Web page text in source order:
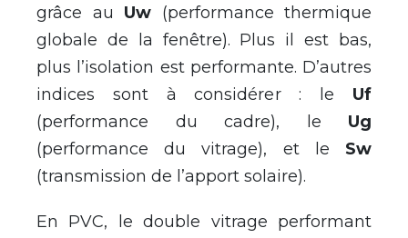
grâce au Uw (performance thermique
globale de la fenêtre). Plus il est bas,
plus l’isolation est performante. D’autres
indices sont à considérer : le Uf
(performance du cadre), le Ug
(performance du vitrage), et le Sw
(transmission de l’apport solaire).
En PVC, le double vitrage performant